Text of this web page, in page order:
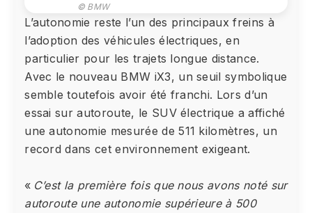
© BMW
L’autonomie reste l’un des principaux freins à
l’adoption des véhicules électriques, en
particulier pour les trajets longue distance.
Avec le nouveau BMW iX3, un seuil symbolique
semble toutefois avoir été franchi. Lors d’un
essai sur autoroute, le SUV électrique a affiché
une autonomie mesurée de 511 kilomètres, un
record dans cet environnement exigeant.
« C’est la première fois que nous avons noté sur
autoroute une autonomie supérieure à 500